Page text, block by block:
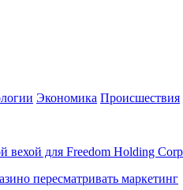
Экономика Происшествия
вехой для Freedom Holding
пересматривать маркетинг